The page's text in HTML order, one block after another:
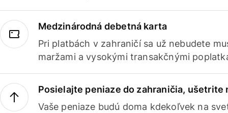
Medzinárodná debetná karta
Pri platbách v zahraničí sa už nebudete
maržami a vysokými transakčnými
Posielajte peniaze do zahraničia, ušetrite
Vaše peniaze budú doma kdekoľvek na